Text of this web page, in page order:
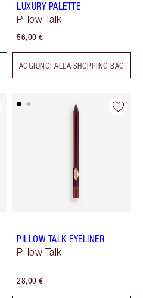
LUXURY PALETTE
Pillow Talk
56,00 €
AGGIUNGI ALLA SHOPPING BAG
PILLOW TALK EYELINER
Pillow Talk
28,00 €